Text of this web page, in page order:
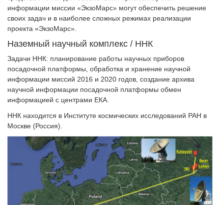
информации миссии «ЭкзоМарс» могут обеспечить решение
своих задач и в наиболее сложных режимах реализации
проекта «ЭкзоМарс».
Наземный научный комплекс / ННК
Задачи ННК: планирование работы научных приборов
посадочной платформы, обработка и хранение научной
информации миссий 2016 и 2020 годов, создание архива
научной информации посадочной платформы обмен
информацией с центрами ЕКА.
ННК находится в Институте космических исследований РАН в
Москве (Россия).